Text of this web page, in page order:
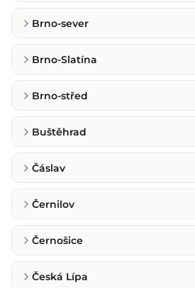
Brno-sever
Brno-Slatína
Brno-střed
Buštěhrad
Čáslav
Černilov
Černošice
Česká Lípa